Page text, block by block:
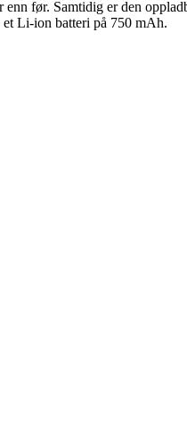
før. Samtidig er den
Li-ion batteri på 750 mAh.